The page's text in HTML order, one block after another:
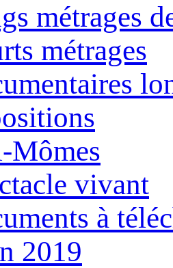
métrages
métrages
vivant
à
2019